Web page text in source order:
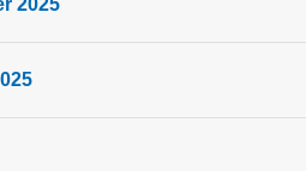
2025